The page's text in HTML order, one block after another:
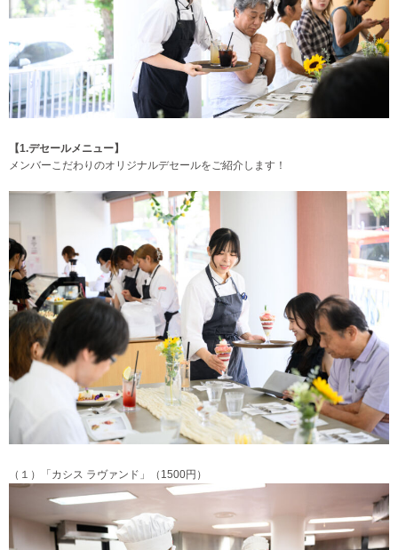
【1.デセールメニュー】
メンバーこだわりのオリジナルデセールをご紹介します！
（１）「カシス ラヴァンド」（1500円）